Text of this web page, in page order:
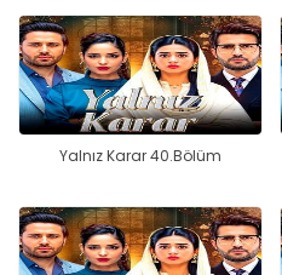
Yalnız Karar 40.Bölüm